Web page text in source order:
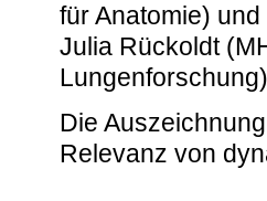
für Anatomie)
Julia Rückoldt
Die
Relevanz von